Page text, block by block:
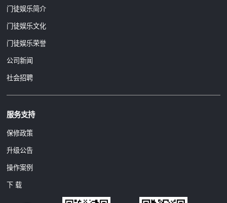
门徒娱乐简介
门徒娱乐文化
门徒娱乐荣誉
公司新闻
社会招聘
服务支持
保修政策
升级公告
操作案例
下 载